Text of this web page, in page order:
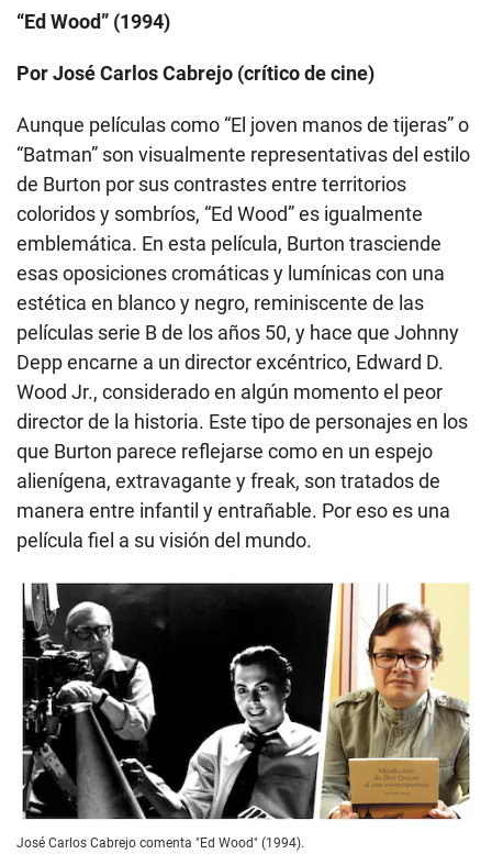
“Ed Wood” (1994)
Por José Carlos Cabrejo (crítico de cine)
Aunque películas como “El joven manos de tijeras” o
“Batman” son visualmente representativas del estilo
de Burton por sus contrastes entre territorios
coloridos y sombríos, “Ed Wood” es igualmente
emblemática. En esta película, Burton trasciende
esas oposiciones cromáticas y lumínicas con una
estética en blanco y negro, reminiscente de las
películas serie B de los años 50, y hace que Johnny
Depp encarne a un director excéntrico, Edward D.
Wood Jr., considerado en algún momento el peor
director de la historia. Este tipo de personajes en los
que Burton parece reflejarse como en un espejo
alienígena, extravagante y freak, son tratados de
manera entre infantil y entrañable. Por eso es una
película fiel a su visión del mundo.
José Carlos Cabrejo comenta "Ed Wood" (1994).